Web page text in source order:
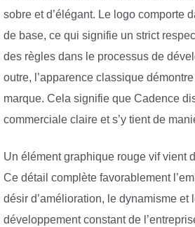
sobre et d’élégant. Le logo comporte
de base, ce qui signifie un strict
des règles dans le processus de
outre, l’apparence classique
marque. Cela signifie que Cadence
commerciale claire et s’y tient de
Un élément graphique rouge vif vient
Ce détail complète favorablement
désir d’amélioration, le dynamisme et
développement constant de